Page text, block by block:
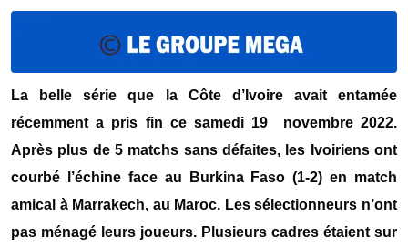
La belle série que la Côte d’Ivoire avait entamée
récemment a pris fin ce samedi 19 novembre 2022.
Après plus de 5 matchs sans défaites, les Ivoiriens ont
courbé l’échine face au Burkina Faso (1-2) en match
amical à Marrakech, au Maroc. Les sélectionneurs n’ont
pas ménagé leurs joueurs. Plusieurs cadres étaient sur